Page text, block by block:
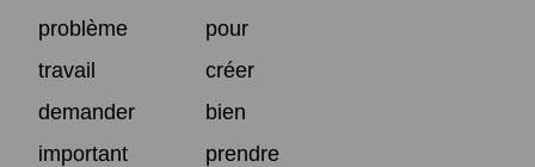
problème
pour
travail
créer
demander
bien
important
prendre